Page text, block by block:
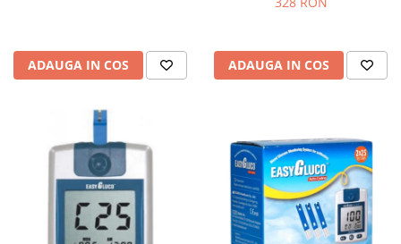
ADAUGA IN COS ADAUGA IN COS